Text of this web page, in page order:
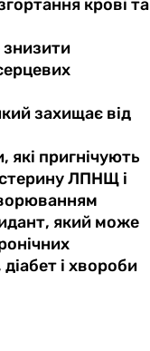
крові та
захищає від
які пригнічують
ЛПНЩ і
який може
і хвороби